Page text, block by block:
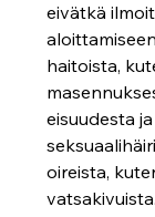
eivätkä
haitoista,
eisuudesta
oireista,
vatsakivuista.